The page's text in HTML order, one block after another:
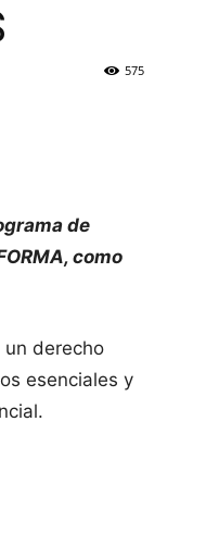
575
de
como
un derecho
esenciales y